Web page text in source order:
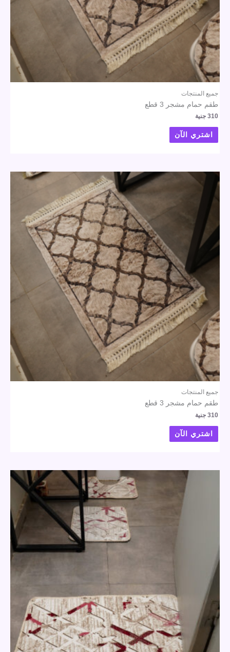
جميع المنتجات
طقم حمام مشجر 3 قطع
310 جنية
اشتري الآن
جميع المنتجات
طقم حمام مشجر 3 قطع
310 جنية
اشتري الآن